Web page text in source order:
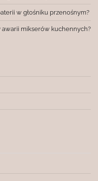
w głośniku przenośnym?
awarii mikserów kuchennych?